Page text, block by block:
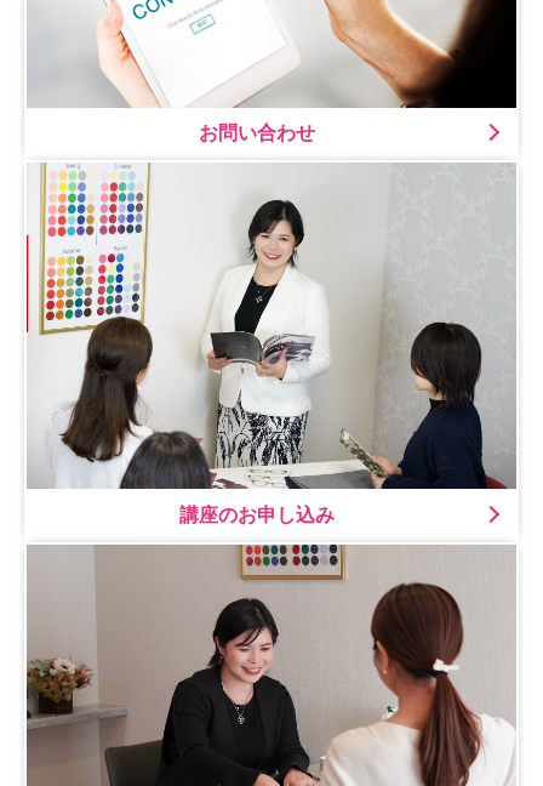
お問い合わせ
講座のお申し込み